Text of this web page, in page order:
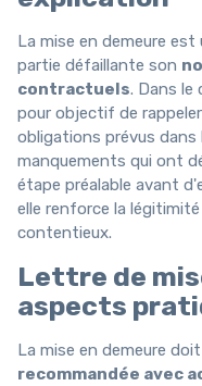
La mise en demeure
partie défaillante son
contractuels. Dans le
pour objectif de
obligations prévus dans
manquements qui ont
étape préalable avant
elle renforce la
contentieux.
Lettre de
aspects
La mise en demeure
recommandée avec